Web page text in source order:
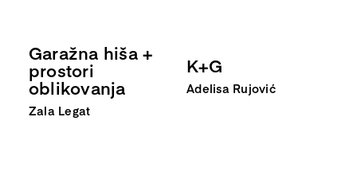
Garažna hiša +
prostori
oblikovanja
Zala Legat
K+G
Adelisa Rujović